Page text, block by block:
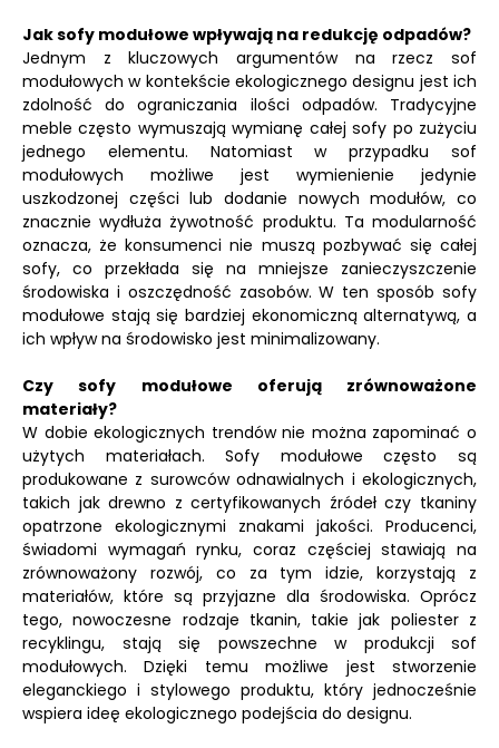
Jak sofy modułowe wpływają na redukcję odpadów?
Jednym z kluczowych argumentów na rzecz sof
modułowych w kontekście ekologicznego designu jest ich
zdolność do ograniczania ilości odpadów. Tradycyjne
meble często wymuszają wymianę całej sofy po zużyciu
jednego elementu. Natomiast w przypadku sof
modułowych możliwe jest wymienienie jedynie
uszkodzonej części lub dodanie nowych modułów, co
znacznie wydłuża żywotność produktu. Ta modularność
oznacza, że konsumenci nie muszą pozbywać się całej
sofy, co przekłada się na mniejsze zanieczyszczenie
środowiska i oszczędność zasobów. W ten sposób sofy
modułowe stają się bardziej ekonomiczną alternatywą, a
ich wpływ na środowisko jest minimalizowany.
Czy sofy modułowe oferują zrównoważone
materiały?
W dobie ekologicznych trendów nie można zapominać o
użytych materiałach. Sofy modułowe często są
produkowane z surowców odnawialnych i ekologicznych,
takich jak drewno z certyfikowanych źródeł czy tkaniny
opatrzone ekologicznymi znakami jakości. Producenci,
świadomi wymagań rynku, coraz częściej stawiają na
zrównoważony rozwój, co za tym idzie, korzystają z
materiałów, które są przyjazne dla środowiska. Oprócz
tego, nowoczesne rodzaje tkanin, takie jak poliester z
recyklingu, stają się powszechne w produkcji sof
modułowych. Dzięki temu możliwe jest stworzenie
eleganckiego i stylowego produktu, który jednocześnie
wspiera ideę ekologicznego podejścia do designu.